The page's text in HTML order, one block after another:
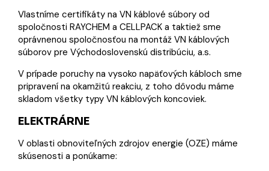
Vlastníme certifikáty na VN káblové súbory od
spoločnosti RAYCHEM a CELLPACK a taktiež sme
oprávnenou spoločnosťou na montáž VN káblových
súborov pre Východoslovenskú distribúciu, a.s.
V prípade poruchy na vysoko napäťových kábloch sme
pripravení na okamžitú reakciu, z toho dôvodu máme
skladom všetky typy VN káblových koncoviek.
ELEKTRÁRNE
V oblasti obnoviteľných zdrojov energie (OZE) máme
skúsenosti a ponúkame: